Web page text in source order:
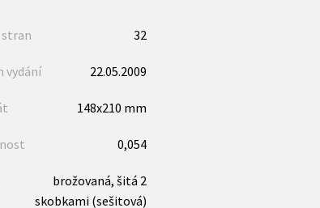
32
vydání 22.05.2009
148x210 mm
0,054
brožovaná, šitá 2
skobkami (sešitová)